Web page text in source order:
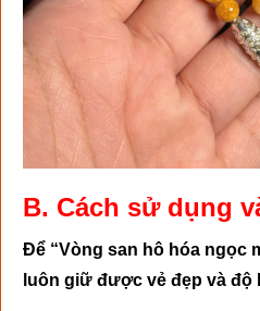
B. Cách sử dụng
Để “Vòng san hô hóa ngọc
luôn giữ được vẻ đẹp và độ